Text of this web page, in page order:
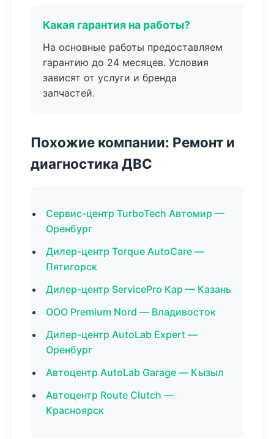
Какая гарантия на работы?
На основные работы предоставляем
гарантию до 24 месяцев. Условия
зависят от услуги и бренда
запчастей.
Похожие компании: Ремонт и
диагностика ДВС
Сервис-центр TurboTech Автомир —
Оренбург
Дилер-центр Torque AutoCare —
Пятигорск
Дилер-центр ServicePro Кар — Казань
ООО Premium Nord — Владивосток
Дилер-центр AutoLab Expert —
Оренбург
Автоцентр AutoLab Garage — Кызыл
Автоцентр Route Clutch —
Красноярск